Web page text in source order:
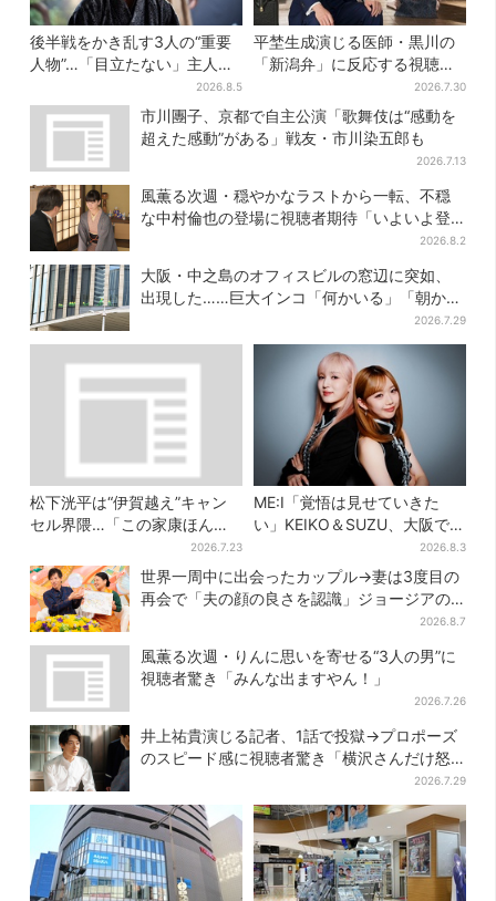
後半戦をかき乱す3人の“重要
人物”…「目立たない」主人
公・仲野太賀も、モブキャラ
→覚醒へ【豊臣兄弟】
2026.8.5
平埜生成演じる医師・黒川の
「新潟弁」に反応する視聴者
2026.7.30
市川團子、京都で自主公演「歌舞伎は“感動を
超えた感動”がある」戦友・市川染五郎も
2026.7.13
風薫る次週・穏やかなラストから一転、不穏
な中村倫也の登場に視聴者期待「いよいよ登
2026.8.2
大阪・中之島のオフィスビルの窓辺に突如、
出現した……巨大インコ「何かいる」「朝から
2026.7.29
松下洸平は“伊賀越え”キャン
セル界隈…「この家康ほんと
憎たらしいな」【豊臣兄弟】
2026.7.23
ME:I「覚悟は見せていきた
い」KEIKO＆SUZU、大阪で語
る…“日プ女子”からの3年間
と、7人で目指す夢
2026.8.3
世界一周中に出会ったカップル→妻は3度目の
再会で「夫の顔の良さを認識」ジョージアの
2026.8.7
風薫る次週・りんに思いを寄せる“3人の男”に
視聴者驚き「みんな出ますやん！」
2026.7.26
井上祐貴演じる記者、1話で投獄→プロポーズ
のスピード感に視聴者驚き「横沢さんだけ怒
2026.7.29